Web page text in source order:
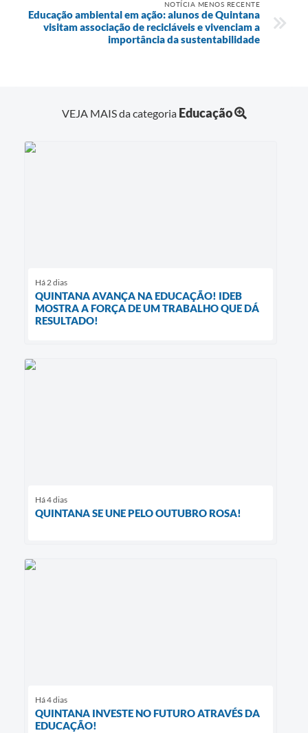
NOTÍCIA MENOS RECENTE
Educação ambiental em ação: alunos de Quintana
visitam associação de recicláveis e vivenciam a
importância da sustentabilidade
VEJA MAIS da categoria Educação
Há 2 dias
QUINTANA AVANÇA NA EDUCAÇÃO! IDEB
MOSTRA A FORÇA DE UM TRABALHO QUE DÁ
RESULTADO!
Há 4 dias
QUINTANA SE UNE PELO OUTUBRO ROSA!
Há 4 dias
QUINTANA INVESTE NO FUTURO ATRAVÉS DA
EDUCAÇÃO!